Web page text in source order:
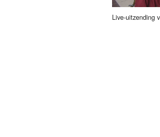
Live-uitzending